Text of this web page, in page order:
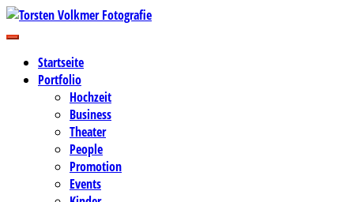
Zum
Inhalt
Torsten Volkmer Fotografie
Business-, Portrait- und Hochzeitsfotografie
Startseite
Portfolio
Hochzeit
Business
Theater
People
Promotion
Events